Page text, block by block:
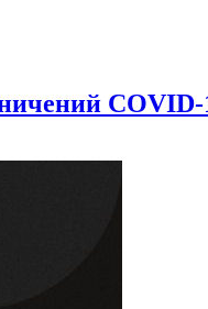
COVID-